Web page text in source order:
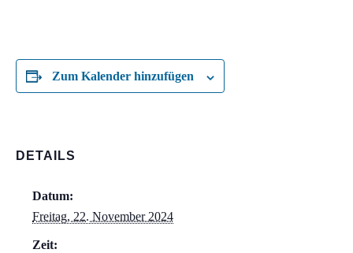
Zum Kalender hinzufügen
DETAILS
Datum:
Freitag, 22. November 2024
Zeit: